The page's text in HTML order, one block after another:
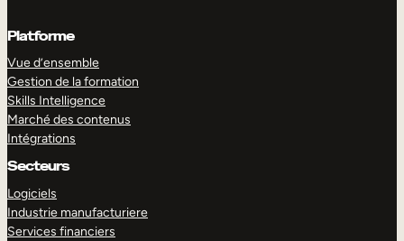
Platforme
Vue d’ensemble
Gestion de la formation
Skills Intelligence
Marché des contenus
Intégrations
Secteurs
Logiciels
Industrie manufacturiere
Services financiers